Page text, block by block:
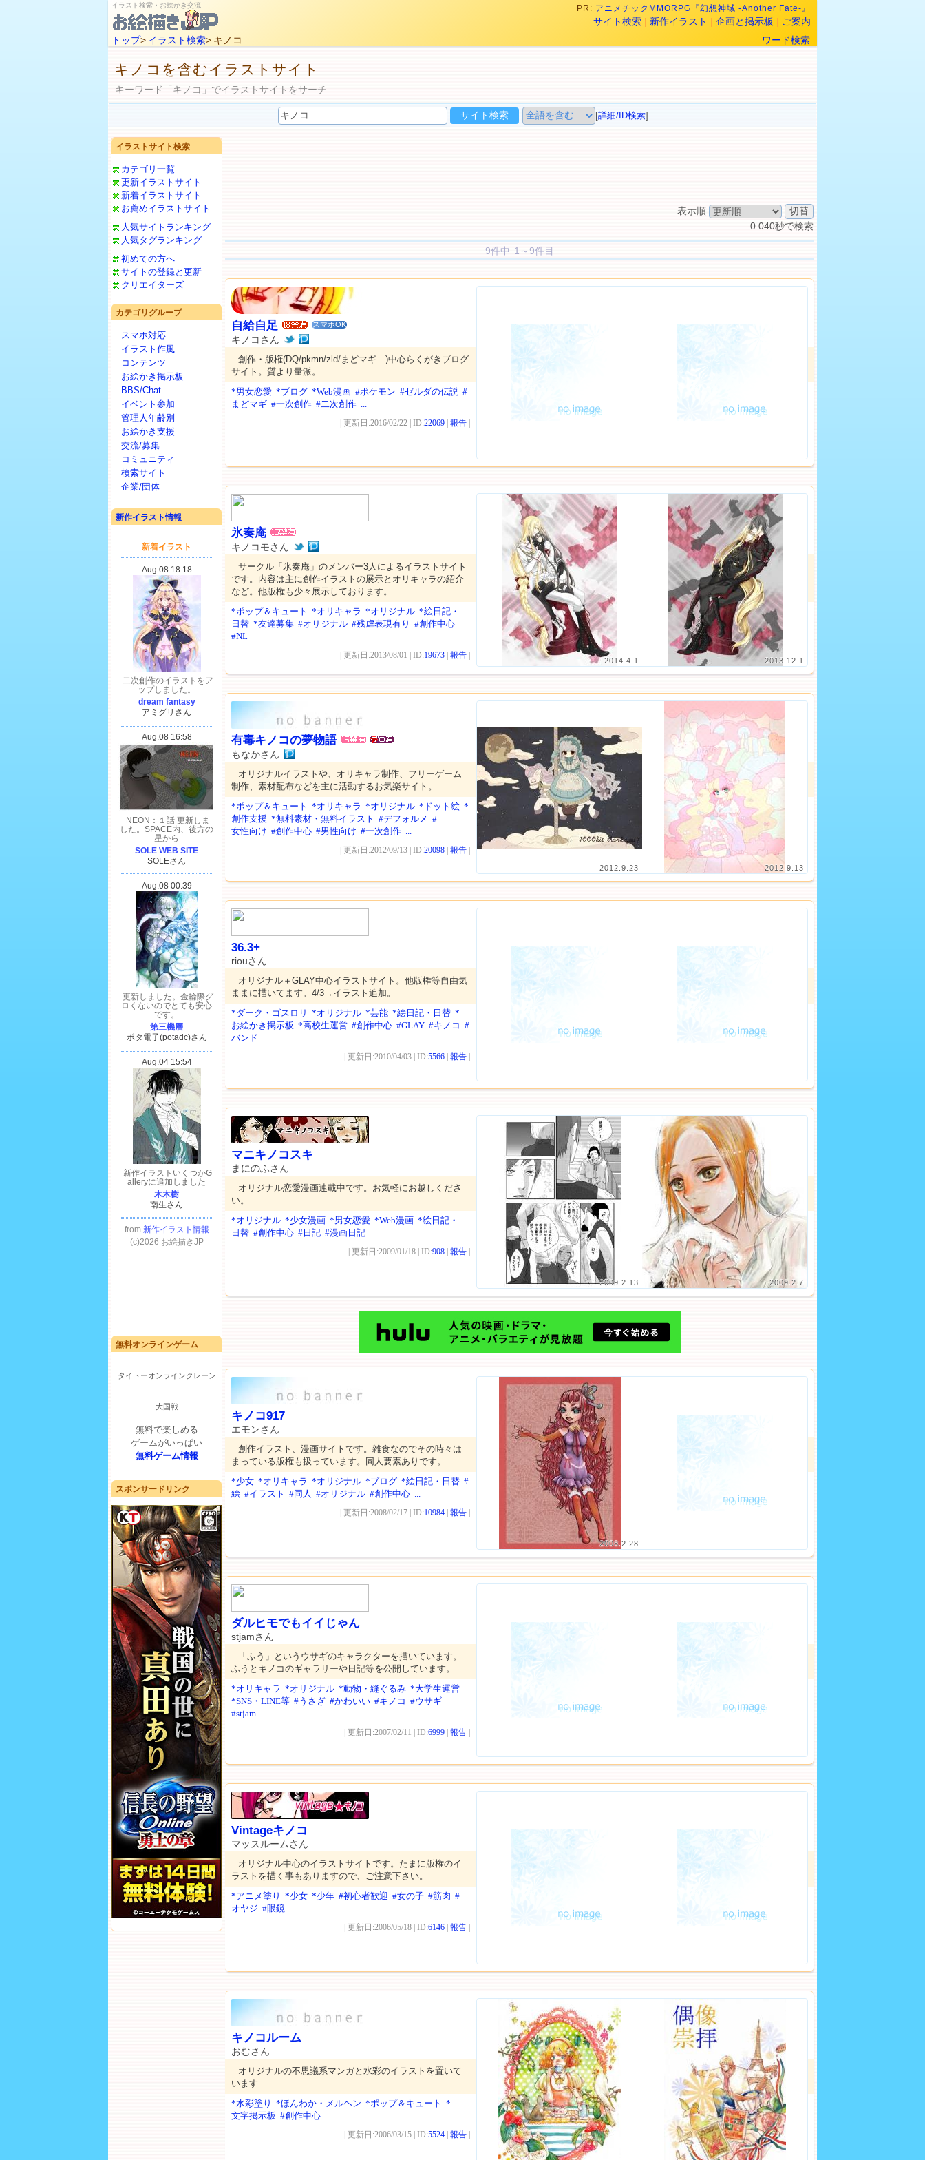
イラスト検索・お絵かき交流 PR: アニメチックMMORPG『幻想神域 -Another Fate-』
サイト検索 | 新作イラスト | 企画と掲示板 | ご案内
トップ> イラスト検索> キノコ ワード検索
キノコを含むイラストサイト
キーワード「キノコ」でイラストサイトをサーチ
[詳細/ID検索]
イラストサイト検索
カテゴリ一覧
更新イラストサイト
新着イラストサイト
お薦めイラストサイト
人気サイトランキング
人気タグランキング
初めての方へ
サイトの登録と更新
クリエイターズ
カテゴリグループ
スマホ対応
イラスト作風
コンテンツ
お絵かき掲示板
BBS/Chat
イベント参加
管理人年齢別
お絵かき支援
交流/募集
コミュニティ
検索サイト
企業/団体
新作イラスト情報
無料オンラインゲーム
タイトーオンラインクレーン
大国戦
無料で楽しめる
ゲームがいっぱい
無料ゲーム情報
スポンサードリンク
表示順
0.040秒で検索
9件中 1～9件目
自給自足 スマホOK
キノコさん
創作・版権(DQ/pkmn/zld/まどマギ…)中心らくがきブログ
サイト。質より量派。
*男女恋愛 *ブログ *Web漫画 #ポケモン #ゼルダの伝説 #
まどマギ #一次創作 #二次創作 ...
| 更新日:2016/02/22 | ID:22069 報告
2014.4.1 2013.12.1
氷奏庵
キノコモさん
サークル「氷奏庵」のメンバー3人によるイラストサイト
です。内容は主に創作イラストの展示とオリキャラの紹介
など。他版権も少々展示しております。
*ポップ＆キュート *オリキャラ *オリジナル *絵日記・
日替 *友達募集 #オリジナル #残虐表現有り #創作中心
#NL
| 更新日:2013/08/01 | ID:19673 報告
2012.9.23 2012.9.13
有毒キノコの夢物語
もなかさん
オリジナルイラストや、オリキャラ制作、フリーゲーム
制作、素材配布などを主に活動するお気楽サイト。
*ポップ＆キュート *オリキャラ *オリジナル *ドット絵 *
創作支援 *無料素材・無料イラスト #デフォルメ #
女性向け #創作中心 #男性向け #一次創作 ...
| 更新日:2012/09/13 | ID:20098 報告
36.3+
riouさん
オリジナル＋GLAY中心イラストサイト。他版権等自由気
ままに描いてます。4/3→イラスト追加。
*ダーク・ゴスロリ *オリジナル *芸能 *絵日記・日替 *
お絵かき掲示板 *高校生運営 #創作中心 #GLAY #キノコ #
バンド
| 更新日:2010/04/03 | ID:5566 報告
2009.2.13 2009.2.7
マニキノコスキ
まにのふさん
オリジナル恋愛漫画連載中です。お気軽にお越しくださ
い。
*オリジナル *少女漫画 *男女恋愛 *Web漫画 *絵日記・
日替 #創作中心 #日記 #漫画日記
| 更新日:2009/01/18 | ID:908 報告
2008.2.28
キノコ917
エモンさん
創作イラスト、漫画サイトです。雑食なのでその時々は
まっている版権も扱っています。同人要素ありです。
*少女 *オリキャラ *オリジナル *ブログ *絵日記・日替 #
絵 #イラスト #同人 #オリジナル #創作中心 ...
| 更新日:2008/02/17 | ID:10984 報告
ダルヒモでもイイじゃん
stjamさん
「ふう」というウサギのキャラクターを描いています。
ふうとキノコのギャラリーや日記等を公開しています。
*オリキャラ *オリジナル *動物・縫ぐるみ *大学生運営
*SNS・LINE等 #うさぎ #かわいい #キノコ #ウサギ
#stjam ...
| 更新日:2007/02/11 | ID:6999 報告
Vintageキノコ
マッスルームさん
オリジナル中心のイラストサイトです。たまに版権のイ
ラストを描く事もありますので、ご注意下さい。
*アニメ塗り *少女 *少年 #初心者歓迎 #女の子 #筋肉 #
オヤジ #眼鏡 ...
| 更新日:2006/05/18 | ID:6146 報告
キノコルーム
おむさん
オリジナルの不思議系マンガと水彩のイラストを置いて
います
*水彩塗り *ほんわか・メルヘン *ポップ＆キュート *
文字掲示板 #創作中心
| 更新日:2006/03/15 | ID:5524 報告